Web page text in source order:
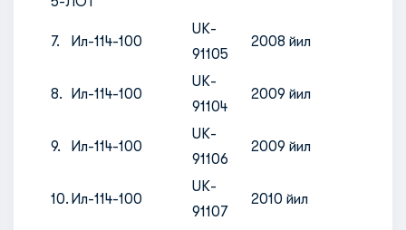
7. Ил-114-100
UK-
91105
2008 йил
8. Ил-114-100
UK-
91104
2009 йил
9. Ил-114-100
UK-
91106
2009 йил
10. Ил-114-100
UK-
91107
2010 йил